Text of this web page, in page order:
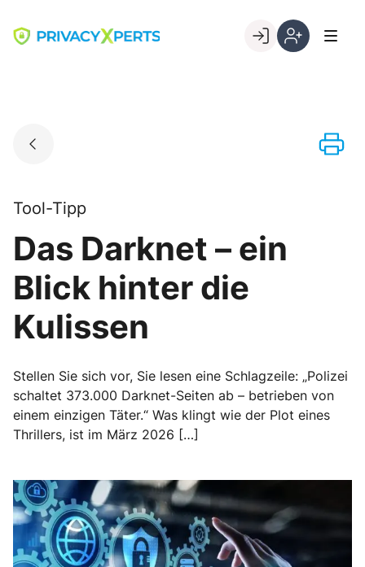
content
Go to landing page.
Tool-Tipp
Das Darknet – ein
Blick hinter die
Kulissen
Stellen Sie sich vor, Sie lesen eine Schlagzeile: „Polizei
schaltet 373.000 Darknet-Seiten ab – betrieben von
einem einzigen Täter.“ Was klingt wie der Plot eines
Thrillers, ist im März 2026 […]